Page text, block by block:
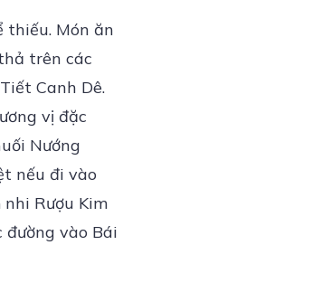
thiếu. Món ăn
trên các
Canh Dê.
vị đặc
Nướng
nếu đi vào
Rượu Kim
vào Bái